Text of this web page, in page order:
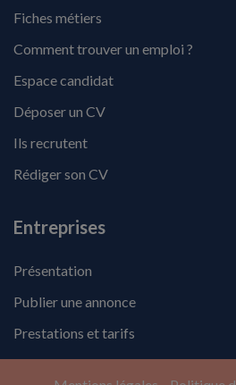
Fiches métiers
Comment trouver un emploi ?
Espace candidat
Déposer un CV
Ils recrutent
Rédiger son CV
Entreprises
Présentation
Publier une annonce
Prestations et tarifs